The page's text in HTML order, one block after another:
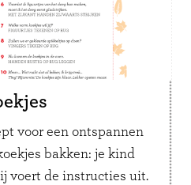
voor een ontspannen
bakken: je kind
voert de instructies uit.